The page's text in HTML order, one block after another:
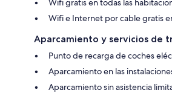
Wifi gratis en todas las
Wifi e Internet por cable gratis
Aparcamiento y servicios de
Punto de recarga de coches
Aparcamiento en las
Aparcamiento sin asistencia